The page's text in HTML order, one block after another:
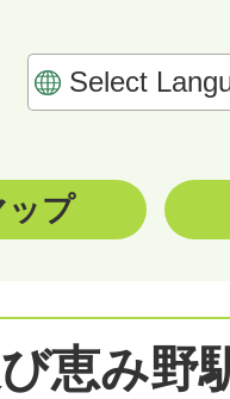
ップ
恵み野